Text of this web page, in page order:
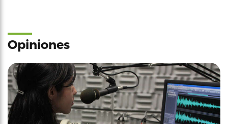
Opiniones